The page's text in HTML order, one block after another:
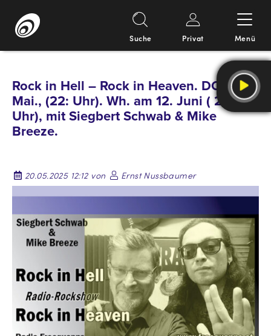
Inhalt
Suche Privat Menü
Rock in Hell – Rock in Heaven. DO., 22.
Mai., (22: Uhr). Wh. am 12. Juni ( 22:
Uhr), mit Siegbert Schwab & Mike
Breeze.
20.05.2025 12:12 von Ernst Nussbaumer